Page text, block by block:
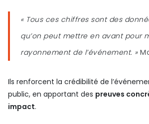
« Tous ces chiffres sont des
qu’on peut mettre en avant pour
rayonnement de l’événement. »
Ils renforcent la crédibilité de
public, en apportant des preuves
impact.